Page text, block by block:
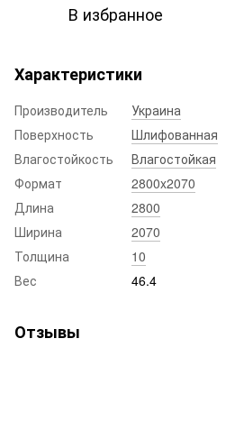
В избранное
Характеристики
Производитель
Украина
Поверхность
Шлифованная
Влагостойкость
Влагостойкая
Формат
2800x2070
Длина
2800
Ширина
2070
Толщина
10
Вес
46.4
Отзывы